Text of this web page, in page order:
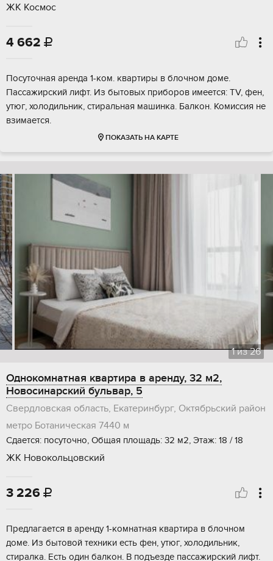
ЖК Космос
4 662 
Посуточная аренда 1-ком. квартиры в блочном доме.
Пассажирский лифт. Из бытовых приборов имеется: TV, фен,
утюг, холодильник, стиральная машинка. Балкон. Комиссия не
взимается.
ПОКАЗАТЬ НА КАРТЕ
1из26
Однокомнатная квартира в аренду, 32 м2,
Новосинарский бульвар, 5
Свердловская область, Екатеринбург, Октябрьский район
метро Ботаническая 7440 м
Сдается: посуточно, Общая площадь: 32 м2, Этаж: 18 / 18
ЖК Новокольцовский
3 226 
Предлагается в аренду 1-комнатная квартира в блочном
доме. Из бытовой техники есть фен, утюг, холодильник,
стиралка. Есть один балкон. В подъезде пассажирский лифт.